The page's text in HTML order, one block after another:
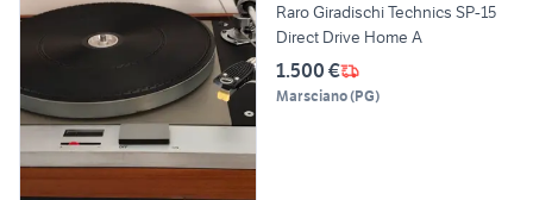
Raro Giradischi Technics SP-15
Direct Drive Home A
1.500 €
Marsciano(PG)